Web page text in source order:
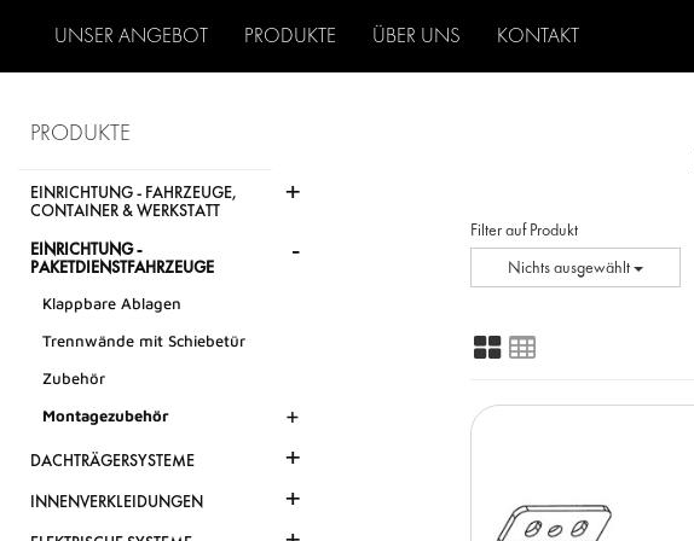
UNSER ANGEBOT PRODUKTE ÜBER UNS KONTAKT
PRODUKTE
EINRICHTUNG - FAHRZEUGE,
CONTAINER & WERKSTATT
+
EINRICHTUNG -
PAKETDIENSTFAHRZEUGE
-
Klappbare Ablagen
Trennwände mit Schiebetür
Zubehör
Montagezubehör
+
DACHTRÄGERSYSTEME +
INNENVERKLEIDUNGEN +
Filter auf Produkt
Nichts ausgewählt